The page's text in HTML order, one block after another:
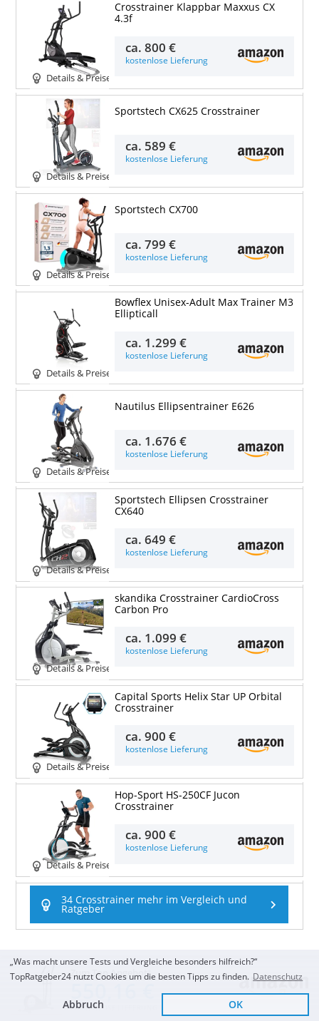
Zum Top Angebot
KOSTENLOSE LIEFERUNG
Details & Preise
Crosstrainer Klappbar Maxxus CX
4.3f
ca.800 €
kostenlose Lieferung
Details & Preise
Sportstech CX625 Crosstrainer
ca. 589 €
kostenlose Lieferung
Details & Preise
Sportstech CX700
ca.799 €
kostenlose Lieferung
Details & Preise
Bowflex Unisex-Adult Max Trainer M3
Ellipticall
ca. 1.299 €
kostenlose Lieferung
Details & Preise
Nautilus Ellipsentrainer E626
ca. 1.676 €
kostenlose Lieferung
Details & Preise
Sportstech Ellipsen Crosstrainer
CX640
ca.649 €
kostenlose Lieferung
Details & Preise
skandika Crosstrainer CardioCross
Carbon Pro
ca. 1.099 €
kostenlose Lieferung
Details & Preise
Capital Sports Helix Star UP Orbital
Crosstrainer
ca.900 €
kostenlose Lieferung
Details & Preise
Hop-Sport HS-250CF Jucon
Crosstrainer
ca.900 €
kostenlose Lieferung
34 Crosstrainer mehr im Vergleich und
Ratgeber
„Was macht unsere Tests und Vergleiche besonders hilfreich?“
TopRatgeber24 nutzt Cookies um die besten Tipps zu finden. Datenschutz
Abbruch OK